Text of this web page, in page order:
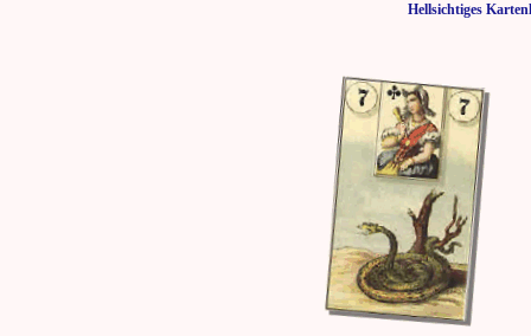
Hellsichtiges